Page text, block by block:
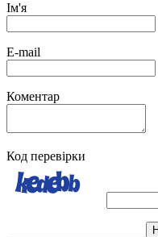
Ім'я
E-mail
Коментар
Код перевірки